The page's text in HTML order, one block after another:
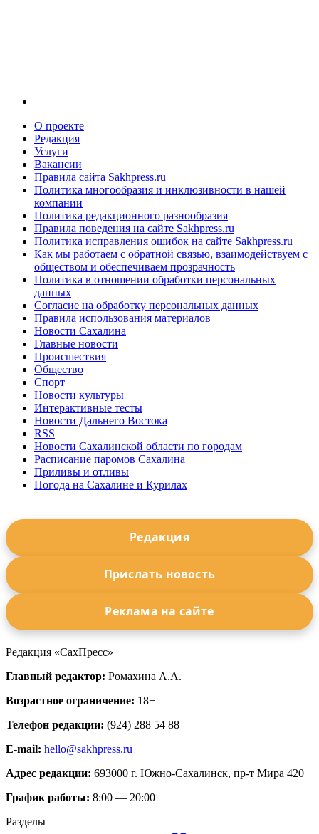
О проекте
Редакция
Услуги
Вакансии
Правила сайта Sakhpress.ru
Политика многообразия и инклюзивности в нашей
компании
Политика редакционного разнообразия
Правила поведения на сайте Sakhpress.ru
Политика исправления ошибок на сайте Sakhpress.ru
Как мы работаем с обратной связью, взаимодействуем с
обществом и обеспечиваем прозрачность
Политика в отношении обработки персональных
данных
Согласие на обработку персональных данных
Правила использования материалов
Новости Сахалина
Главные новости
Происшествия
Общество
Спорт
Новости культуры
Интерактивные тесты
Новости Дальнего Востока
RSS
Новости Сахалинской области по городам
Расписание паромов Сахалина
Приливы и отливы
Погода на Сахалине и Курилах
Редакция
Прислать новость
Реклама на сайте
Редакция «СахПресс»
Главный редактор: Ромахина А.А.
Возрастное ограничение: 18+
Телефон редакции: (924) 288 54 88
E-mail: hello@sakhpress.ru
Адрес редакции: 693000 г. Южно-Сахалинск, пр-т Мира 420
График работы: 8:00 — 20:00
Разделы